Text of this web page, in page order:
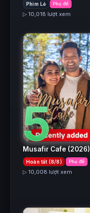
Phim Lẻ Phụ đề
▷ 10,018 lượt xem
5
Musafir Cafe (2026)
Hoàn tất (8/8) Phụ đề
▷ 10,008 lượt xem